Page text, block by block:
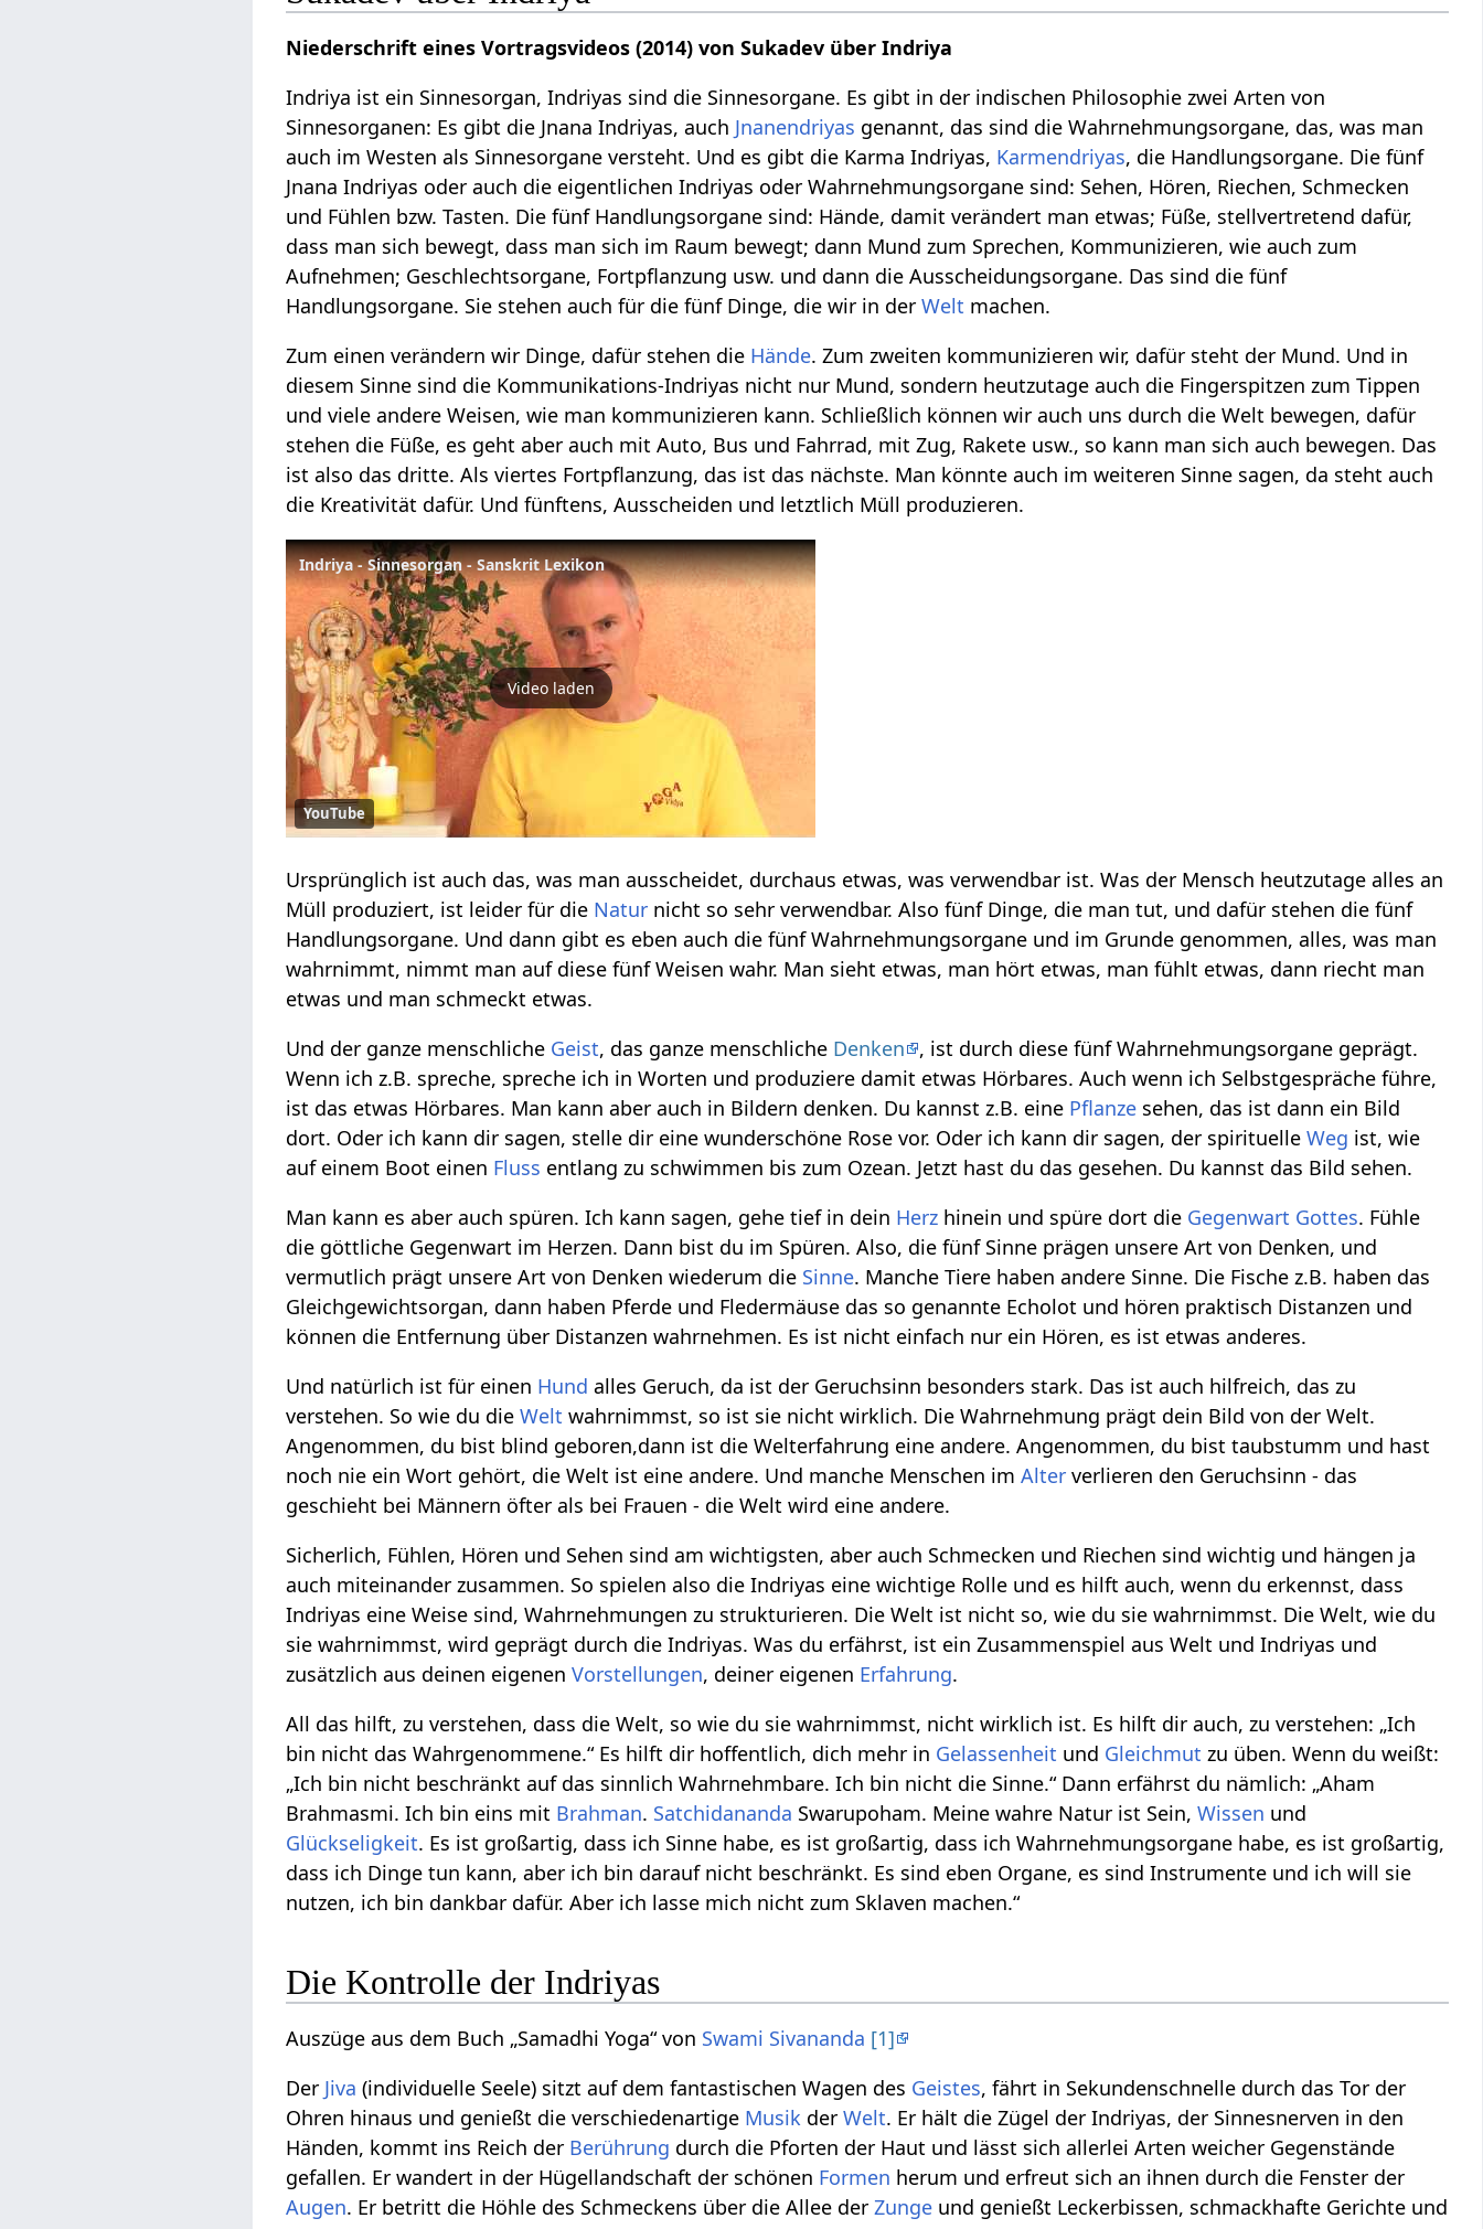
Niederschrift eines Vortragsvideos (2014) von Sukadev über Indriya
Indriya ist ein Sinnesorgan, Indriyas sind die Sinnesorgane. Es gibt in der indischen Philosophie zwei Arten von
Sinnesorganen: Es gibt die Jnana Indriyas, auch Jnanendriyas genannt, das sind die Wahrnehmungsorgane, das, was man
auch im Westen als Sinnesorgane versteht. Und es gibt die Karma Indriyas, Karmendriyas, die Handlungsorgane. Die fünf
Jnana Indriyas oder auch die eigentlichen Indriyas oder Wahrnehmungsorgane sind: Sehen, Hören, Riechen, Schmecken
und Fühlen bzw. Tasten. Die fünf Handlungsorgane sind: Hände, damit verändert man etwas; Füße, stellvertretend dafür,
dass man sich bewegt, dass man sich im Raum bewegt; dann Mund zum Sprechen, Kommunizieren, wie auch zum
Aufnehmen; Geschlechtsorgane, Fortpflanzung usw. und dann die Ausscheidungsorgane. Das sind die fünf
Handlungsorgane. Sie stehen auch für die fünf Dinge, die wir in derWelt machen.
Zum einen verändern wir Dinge, dafür stehen die Hände. Zum zweiten kommunizieren wir, dafür steht der Mund. Und in
diesem Sinne sind die Kommunikations-Indriyas nicht nur Mund, sondern heutzutage auch die Fingerspitzen zum Tippen
und viele andere Weisen, wie man kommunizieren kann. Schließlich können wir auch uns durch die Welt bewegen, dafür
stehen die Füße, es geht aber auch mit Auto, Bus und Fahrrad, mit Zug, Rakete usw., so kann man sich auch bewegen. Das
ist also das dritte. Als viertes Fortpflanzung, das ist das nächste. Man könnte auch im weiteren Sinne sagen, da steht auch
die Kreativität dafür. Und fünftens, Ausscheiden und letztlich Müll produzieren.
Indriya - Sinnesorgan - Sanskrit Lexikon
Video laden
YouTube
Ursprünglich ist auch das, was man ausscheidet, durchaus etwas, was verwendbar ist. Was der Mensch heutzutage alles an
Müll produziert, ist leider für die Natur nicht so sehr verwendbar. Also fünf Dinge, die man tut, und dafür stehen die fünf
Handlungsorgane. Und dann gibt es eben auch die fünf Wahrnehmungsorgane und im Grunde genommen, alles, was man
wahrnimmt, nimmt man auf diese fünf Weisen wahr. Man sieht etwas, man hört etwas, man fühlt etwas, dann riecht man
etwas und man schmeckt etwas.
Und der ganze menschliche Geist, das ganze menschliche Denken
, ist durch diese fünf Wahrnehmungsorgane geprägt.
Wenn ich z.B. spreche, spreche ich in Worten und produziere damit etwas Hörbares. Auch wenn ich Selbstgespräche führe,
ist das etwas Hörbares. Man kann aber auch in Bildern denken. Du kannst z.B. eine Pflanze sehen, das ist dann ein Bild
dort. Oder ich kann dir sagen, stelle dir eine wunderschöne Rose vor. Oder ich kann dir sagen, der spirituelleWeg ist, wie
auf einem Boot einen Fluss entlang zu schwimmen bis zum Ozean. Jetzt hast du das gesehen. Du kannst das Bild sehen.
Man kann es aber auch spüren. Ich kann sagen, gehe tief in dein Herz hinein und spüre dort die Gegenwart Gottes. Fühle
die göttliche Gegenwart im Herzen. Dann bist du im Spüren. Also, die fünf Sinne prägen unsere Art von Denken, und
vermutlich prägt unsere Art von Denken wiederum die Sinne. Manche Tiere haben andere Sinne. Die Fische z.B. haben das
Gleichgewichtsorgan, dann haben Pferde und Fledermäuse das so genannte Echolot und hören praktisch Distanzen und
können die Entfernung über Distanzen wahrnehmen. Es ist nicht einfach nur ein Hören, es ist etwas anderes.
Und natürlich ist für einen Hund alles Geruch, da ist der Geruchsinn besonders stark. Das ist auch hilfreich, das zu
verstehen. So wie du dieWelt wahrnimmst, so ist sie nicht wirklich. Die Wahrnehmung prägt dein Bild von der Welt.
Angenommen, du bist blind geboren,dann ist die Welterfahrung eine andere. Angenommen, du bist taubstumm und hast
noch nie ein Wort gehört, die Welt ist eine andere. Und manche Menschen imAlter verlieren den Geruchsinn - das
geschieht bei Männern öfter als bei Frauen - die Welt wird eine andere.
Sicherlich, Fühlen, Hören und Sehen sind am wichtigsten, aber auch Schmecken und Riechen sind wichtig und hängen ja
auch miteinander zusammen. So spielen also die Indriyas eine wichtige Rolle und es hilft auch, wenn du erkennst, dass
Indriyas eine Weise sind, Wahrnehmungen zu strukturieren. Die Welt ist nicht so, wie du sie wahrnimmst. Die Welt, wie du
sie wahrnimmst, wird geprägt durch die Indriyas. Was du erfährst, ist ein Zusammenspiel aus Welt und Indriyas und
zusätzlich aus deinen eigenenVorstellungen, deiner eigenen Erfahrung.
All das hilft, zu verstehen, dass die Welt, so wie du sie wahrnimmst, nicht wirklich ist. Es hilft dir auch, zu verstehen: „Ich
bin nicht das Wahrgenommene.“ Es hilft dir hoffentlich, dich mehr in Gelassenheit und Gleichmut zu üben. Wenn du weißt:
„Ich bin nicht beschränkt auf das sinnlich Wahrnehmbare. Ich bin nicht die Sinne.“ Dann erfährst du nämlich: „Aham
Brahmasmi. Ich bin eins mit Brahman. Satchidananda Swarupoham. Meine wahre Natur ist Sein,Wissen und
Glückseligkeit. Es ist großartig, dass ich Sinne habe, es ist großartig, dass ich Wahrnehmungsorgane habe, es ist großartig,
dass ich Dinge tun kann, aber ich bin darauf nicht beschränkt. Es sind eben Organe, es sind Instrumente und ich will sie
nutzen, ich bin dankbar dafür. Aber ich lasse mich nicht zum Sklaven machen.“
Die Kontrolle der Indriyas
Auszüge aus dem Buch „Samadhi Yoga“ von Swami Sivananda [1]
Der Jiva (individuelle Seele) sitzt auf dem fantastischen Wagen des Geistes, fährt in Sekundenschnelle durch das Tor der
Ohren hinaus und genießt die verschiedenartige Musik derWelt. Er hält die Zügel der Indriyas, der Sinnesnerven in den
Händen, kommt ins Reich der Berührung durch die Pforten der Haut und lässt sich allerlei Arten weicher Gegenstände
gefallen. Er wandert in der Hügellandschaft der schönen Formen herum und erfreut sich an ihnen durch die Fenster der
Augen. Er betritt die Höhle des Schmeckens über die Allee derZunge und genießt Leckerbissen, schmackhafte Gerichte und